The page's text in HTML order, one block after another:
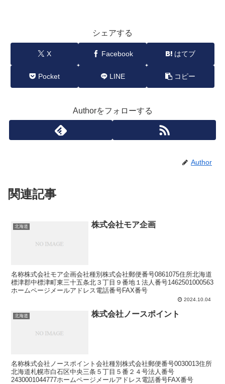
シェアする
X Facebook はてブ
Pocket LINE コピー
Authorをフォローする
Author
関連記事
北海道 株式会社モア企画
名称株式会社モア企画会社種別株式会社郵便番号0861075住所北海道
標津郡中標津町東三十五条北３丁目９番地１法人番号1462501000563
ホームページメールアドレス電話番号FAX番号
2024.10.04
北海道 株式会社ノースポイント
名称株式会社ノースポイント会社種別株式会社郵便番号0030013住所
北海道札幌市白石区中央三条５丁目５番２４号法人番号
2430001044777ホームページメールアドレス電話番号FAX番号